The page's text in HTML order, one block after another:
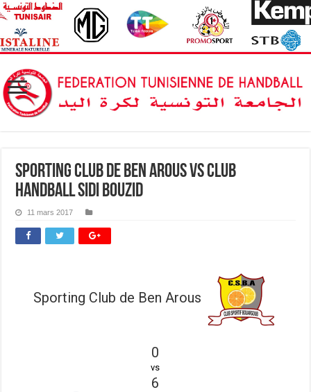
Sporting Club de Ben Arous vs Club
Handball Sidi Bouzid
11 mars 2017
Sporting Club de Ben Arous
0
vs
6